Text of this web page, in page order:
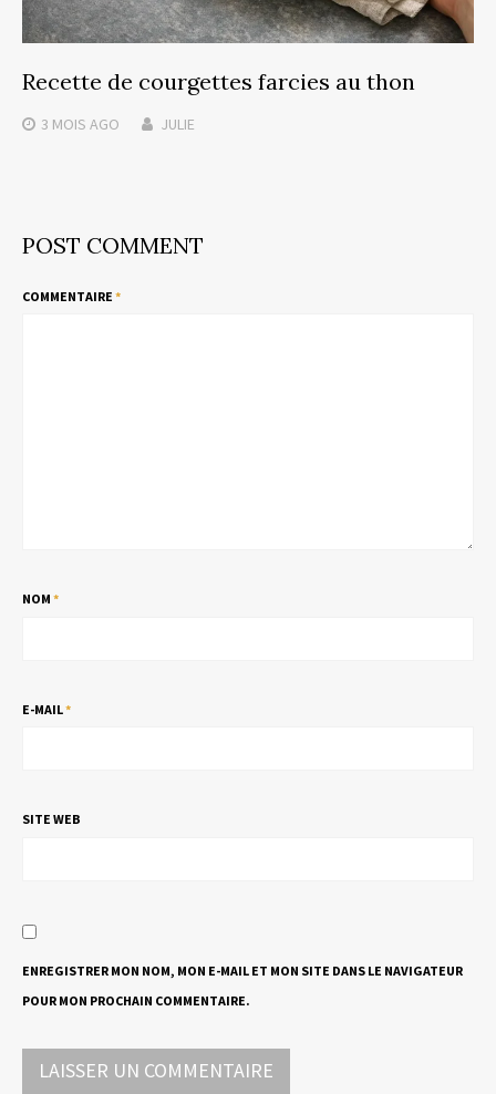
Recette de courgettes farcies au thon
3 MOIS AGO JULIE
POST COMMENT
COMMENTAIRE *
NOM *
E-MAIL*
SITE WEB
ENREGISTRER MON NOM, MON E-MAIL ET MON SITE DANS LE NAVIGATEUR
POUR MON PROCHAIN COMMENTAIRE.